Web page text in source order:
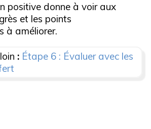
positive donne à voir aux
et les points
à améliorer.
: Étape 6 : Évaluer avec les